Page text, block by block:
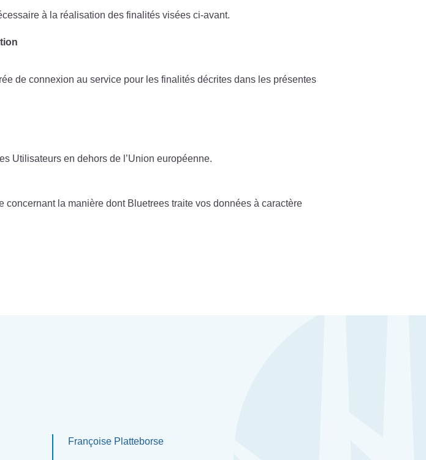
à la réalisation des finalités visées ci-avant.
de connexion au service pour les finalités décrites dans les présentes
Utilisateurs en dehors de l’Union européenne.
la manière dont Bluetrees traite vos données à caractère
Françoise Platteborse